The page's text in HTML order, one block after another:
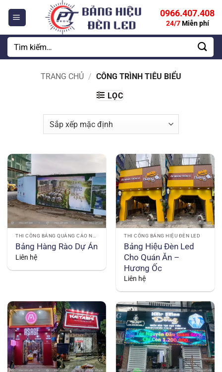
dung
0966.407.408
24/7Miễn phí
Tìm
kiếm:
TRANG CHỦ / CÔNG TRÌNH TIÊU BIỂU
LỌC
THI CÔNG BẢNG QUẢNG CÁO NGOÀI TRỜI
Bảng Hàng Rào Dự Án
Liên hệ
THI CÔNG BẢNG HIỆU ĐÈN LED
Bảng Hiệu Đèn Led
Cho Quán Ăn –
Hương Ốc
Liên hệ